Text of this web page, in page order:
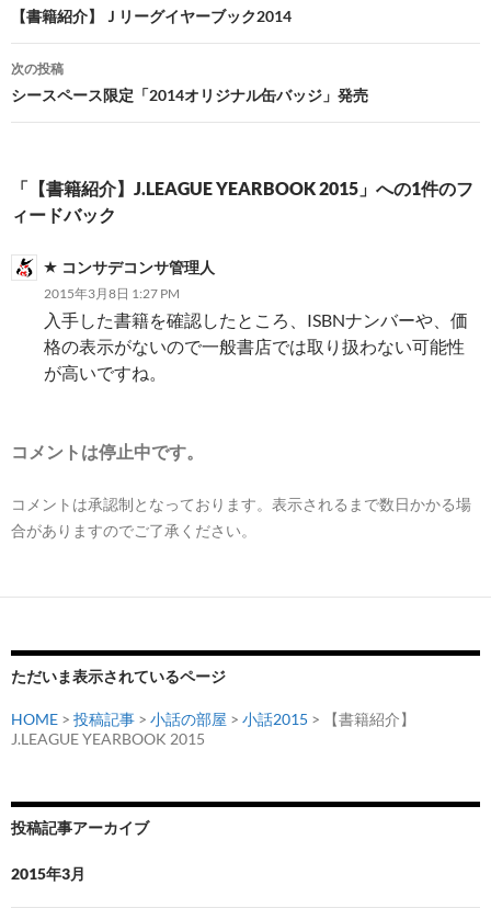
稿
ナ
ビ
ゲ
ー
シ
ョ
ン
【書籍紹介】Ｊリーグイヤーブック2014
次の投稿
シースペース限定「2014オリジナル缶バッジ」発売
「【書籍紹介】J.LEAGUE YEARBOOK 2015」への1件のフ
ィードバック
コンサデコンサ管理人
2015年3月8日 1:27 PM
入手した書籍を確認したところ、ISBNナンバーや、価
格の表示がないので一般書店では取り扱わない可能性
が高いですね。
コメントは停止中です。
コメントは承認制となっております。表示されるまで数日かかる場
合がありますのでご了承ください。
ただいま表示されているページ
HOME > 投稿記事 > 小話の部屋 > 小話2015 > 【書籍紹介】
J.LEAGUE YEARBOOK 2015
投稿記事アーカイブ
2015年3月